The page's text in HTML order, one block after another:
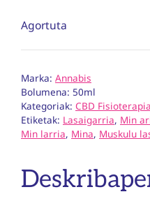
Agortuta
Marka: Annabis
Bolumena: 50ml
Kategoriak: CBD Fisioterapia
Etiketak: Lasaigarria, Min
Min larria, Mina, Muskulu